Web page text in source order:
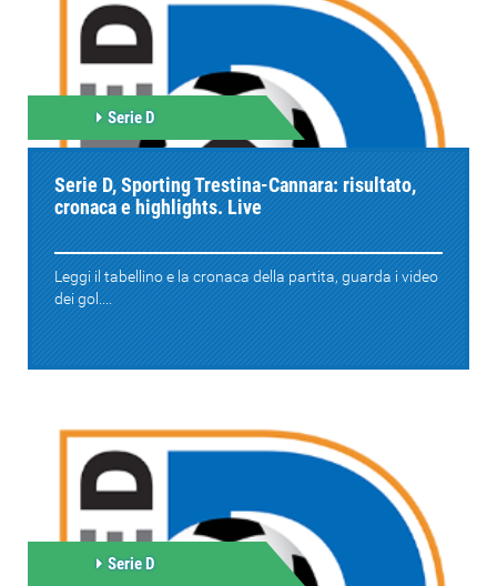
Serie D
Serie D, Sporting Trestina-Cannara: risultato,
cronaca e highlights. Live
Leggi il tabellino e la cronaca della partita, guarda i video
dei gol....
Serie D